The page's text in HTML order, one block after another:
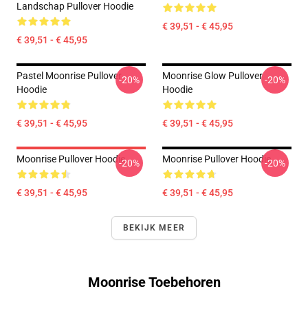
Landschap Pullover Hoodie
€ 39,51 - € 45,95
€ 39,51 - € 45,95
Pastel Moonrise Pullover
Hoodie
€ 39,51 - € 45,95
-20%
Moonrise Glow Pullover
Hoodie
€ 39,51 - € 45,95
-20%
Moonrise Pullover Hoodie
€ 39,51 - € 45,95
-20% Moonrise Pullover Hoodie
€ 39,51 - € 45,95
-20%
BEKIJK MEER
Moonrise Toebehoren